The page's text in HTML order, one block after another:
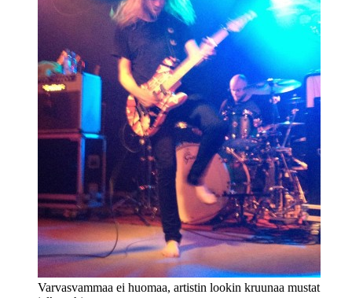
Varvasvammaa ei huomaa, artistin lookin kruunaa mustat